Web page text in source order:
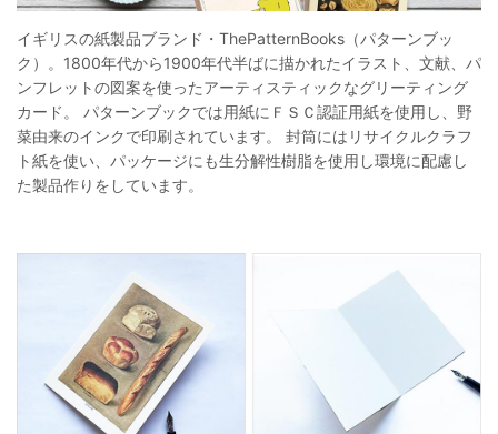
イギリスの紙製品ブランド・ThePatternBooks（パターンブッ
ク）。1800年代から1900年代半ばに描かれたイラスト、文献、パ
ンフレットの図案を使ったアーティスティックなグリーティング
カード。 パターンブックでは用紙にＦＳＣ認証用紙を使用し、野
菜由来のインクで印刷されています。 封筒にはリサイクルクラフ
ト紙を使い、パッケージにも生分解性樹脂を使用し環境に配慮し
た製品作りをしています。